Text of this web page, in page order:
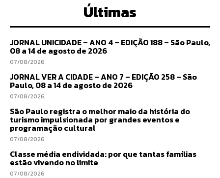
Últimas
JORNAL UNICIDADE – ANO 4 – EDIÇÃO 188 – São Paulo,
08 a 14 de agosto de 2026
07/08/2026
JORNAL VER A CIDADE – ANO 7 – EDIÇÃO 258 – São
Paulo, 08 a 14 de agosto de 2026
07/08/2026
São Paulo registra o melhor maio da história do
turismo impulsionada por grandes eventos e
programação cultural
07/08/2026
Classe média endividada: por que tantas famílias
estão vivendo no limite
07/08/2026